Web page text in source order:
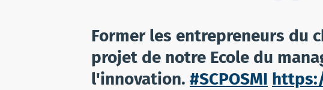
Former les entrepreneurs du
projet de notre Ecole du
l'innovation. #SCPOSMI